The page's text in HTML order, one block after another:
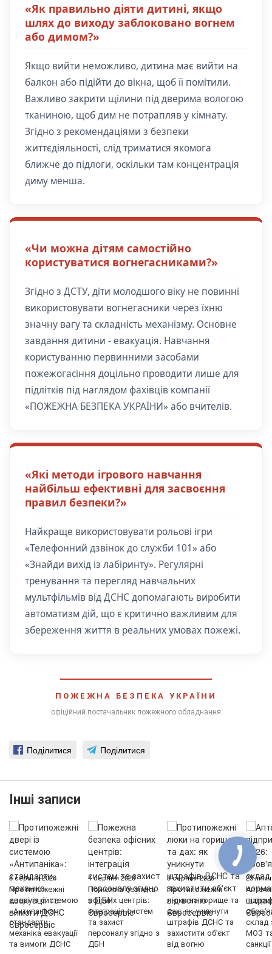
«Як правильно діяти дитині, якщо
шлях до виходу заблоковано вогнем
або димом?»
Якщо вийти неможливо, дитина має вийти на
балкон або підійти до вікна, щоб її помітили.
Важливо закрити щілини під дверима вологою
тканиною, щоб дим не потрапляв у кімнату.
Згідно з рекомендаціями з безпеки
життєдіяльності, слід триматися якомога
ближче до підлоги, оскільки там концентрація
диму менша.
«Чи можна дітям самостійно
користуватися вогнегасниками?»
Згідно з ДСТУ, діти молодшого віку не повинні
використовувати вогнегасники через їхню
значну вагу та складність механізму. Основне
завдання дитини - евакуація. Навчання
користуванню первинними засобами
пожежогасіння доцільно проводити лише для
підлітків під наглядом фахівців компанії
«ПОЖЕЖНА БЕЗПЕКА УКРАЇНИ» або вчителів.
«Які методи ігрового навчання
найбільш ефективні для засвоєння
правил безпеки?»
Найкраще використовувати рольові ігри
«Телефонний дзвінок до служби 101» або
«Знайди вихід із лабіринту». Регулярні
тренування та перегляд навчальних
мультфільмів від ДСНС допомагають виробити
автоматизм дій, що є критично важливим для
збереження життя в реальних умовах пожежі.
ПОЖЕЖНА БЕЗПЕКА УКРАЇНИ
офіційний постачальник пожежного обладнання
Поділитися Поділитися
Інші записи
8 серпня 2026
Протипожежні
двері із системою
«Антипаніка»:
стандарти,
механіка евакуації
та вимоги ДСНС
4 серпня 2026
Пожежна безпека
офісних центрів:
інтеграція систем
та захист
персоналу згідно з
ДБН
3 серпня 2026
Протипожежні
люки на горище та
дах: як уникнути
штрафів ДСНС та
захистити об'єкт
від вогню
25
склад
МОЗ
санкції